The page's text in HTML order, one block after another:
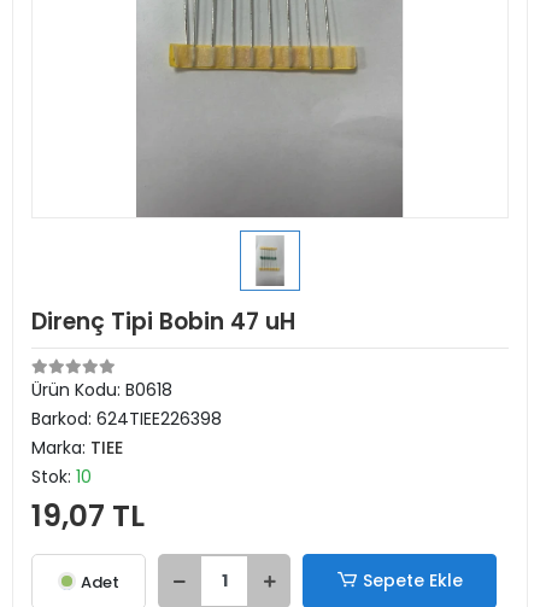
Direnç Tipi Bobin 47 uH
Ürün Kodu: B0618
Barkod: 624TIEE226398
Marka: TIEE
Stok: 10
19,07 TL
Adet Sepete Ekle